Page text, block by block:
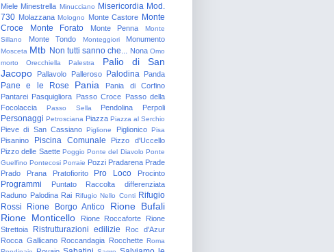
Miele Minestrella Minucciano Misericordia Mod.
730 Molazzana Mologno Monte Castore Monte
Croce
Monte Forato Monte Penna
Monte
Sillano
Monte Tondo Monteggiori Monumento
Mosceta Mtb Non tutti sanno che... Nona Omo
morto
Orecchiella Palestra
Palio di San
Jacopo
Pallavolo Palleroso Palodina Panda
Pane e le Rose Pania
Pania di Corfino
Pantarei Pasquigliora Passo Croce Passo della
Focolaccia
Passo Sella Pendolina Perpoli
Personaggi Petrosciana Piazza Piazza al Serchio
Pieve di San Cassiano Piglione Piglionico Pisa
Pisanino Piscina Comunale
Pizzo d'Uccello
Pizzo delle Saette Poggio Ponte del Diavolo Ponte
Guelfino Pontecosi Porraie Pozzi Pradarena Prade
Prado
Prana Pratofiorito Pro Loco Procinto
Programmi Puntato
Raccolta differenziata
Raduno Palodina Rai Rifugio Nello Conti Rifugio
Rossi
Rione Borgo Antico
Rione Bufali
Rione Monticello
Rione Roccaforte
Rione
Strettoia
Ristrutturazioni edilizie
Roc d'Azur
Rocca Gallicano Roccandagia Rocchette Roma